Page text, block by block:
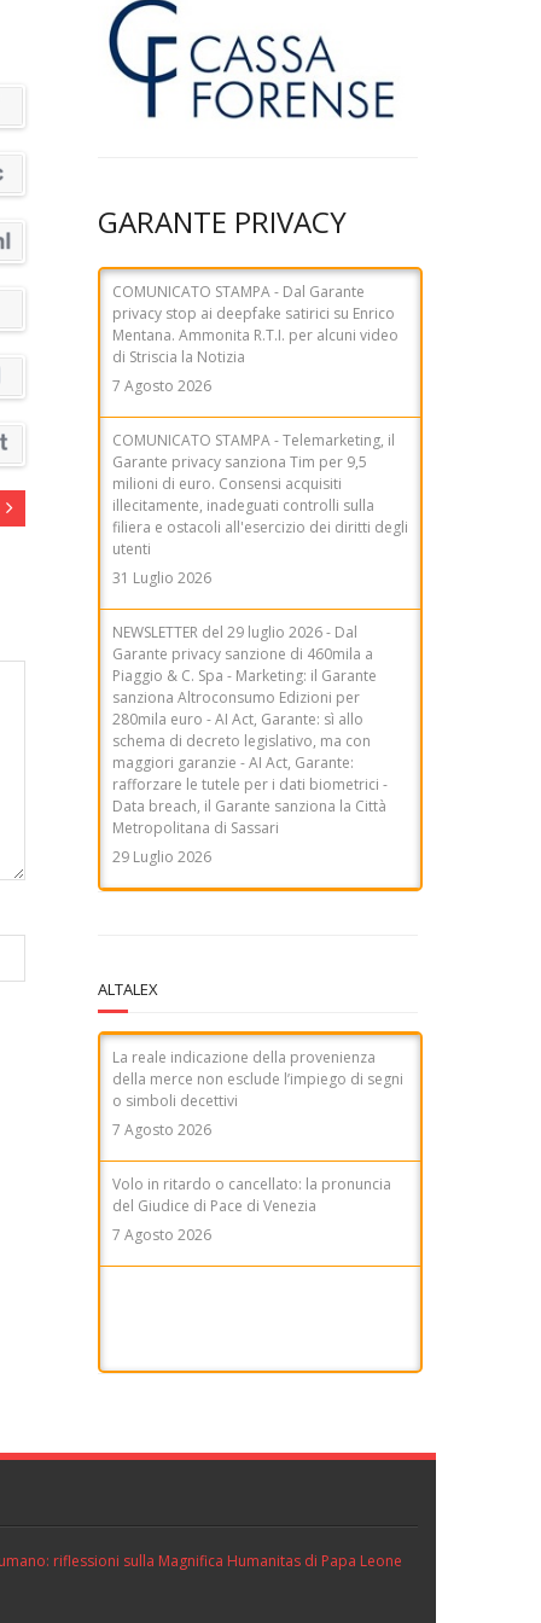
GARANTE PRIVACY
privacy stop ai deepfake satirici su Enrico
Mentana. Ammonita R.T.I. per alcuni video
di Striscia la Notizia
7 Agosto 2026
COMUNICATO STAMPA - Telemarketing, il
Garante privacy sanziona Tim per 9,5
milioni di euro. Consensi acquisiti
illecitamente, inadeguati controlli sulla
filiera e ostacoli all'esercizio dei diritti degli
utenti
31 Luglio 2026
NEWSLETTER del 29 luglio 2026 - Dal
Garante privacy sanzione di 460mila a
Piaggio & C. Spa - Marketing: il Garante
sanziona Altroconsumo Edizioni per
280mila euro - AI Act, Garante: sì allo
schema di decreto legislativo, ma con
maggiori garanzie - AI Act, Garante:
rafforzare le tutele per i dati biometrici -
Data breach, il Garante sanziona la Città
Metropolitana di Sassari
29 Luglio 2026
ALTALEX
La reale indicazione della provenienza
della merce non esclude l’impiego di segni
o simboli decettivi
7 Agosto 2026
Volo in ritardo o cancellato: la pronuncia
del Giudice di Pace di Venezia
7 Agosto 2026
riflessioni sulla Magnifica Humanitas di Papa Leone